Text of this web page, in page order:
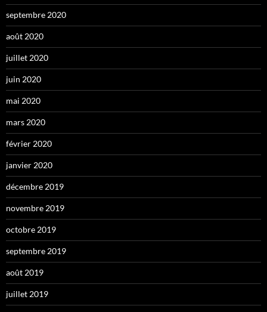
septembre 2020
août 2020
juillet 2020
juin 2020
mai 2020
mars 2020
février 2020
janvier 2020
décembre 2019
novembre 2019
octobre 2019
septembre 2019
août 2019
juillet 2019